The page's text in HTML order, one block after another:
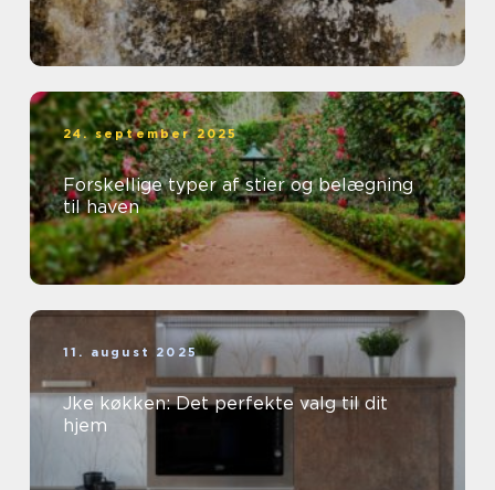
24. september 2025
Forskellige typer af stier og belægning
til haven
11. august 2025
Jke køkken: Det perfekte valg til dit
hjem